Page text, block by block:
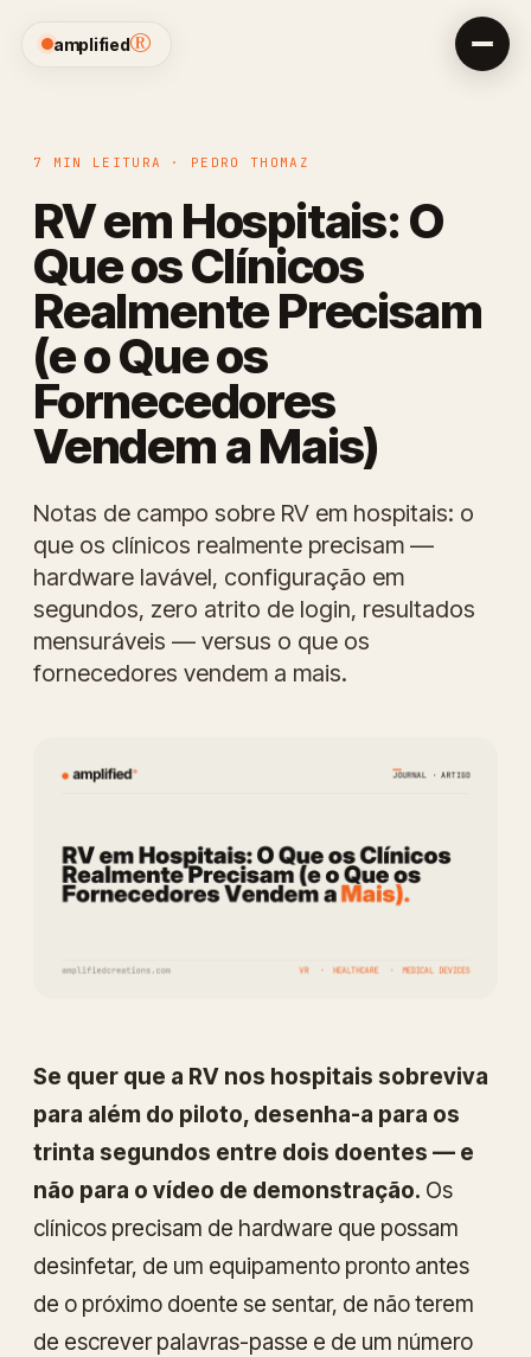
amplified®
7 MIN LEITURA · PEDRO THOMAZ
RV em Hospitais: O
Que os Clínicos
Realmente Precisam
(e o Que os
Fornecedores
Vendem a Mais)
Notas de campo sobre RV em hospitais: o
que os clínicos realmente precisam —
hardware lavável, configuração em
segundos, zero atrito de login, resultados
mensuráveis — versus o que os
fornecedores vendem a mais.
Se quer que a RV nos hospitais sobreviva
para além do piloto, desenha-a para os
trinta segundos entre dois doentes — e
não para o vídeo de demonstração. Os
clínicos precisam de hardware que possam
desinfetar, de um equipamento pronto antes
de o próximo doente se sentar, de não terem
de escrever palavras-passe e de um número